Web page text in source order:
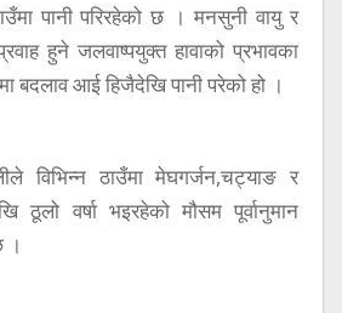
पानी परिरहेको छ । मनसुनी वायु र
हुने जलवाष्पयुक्त हावाको प्रभावका
बदलाव आई हिजैदेखि पानी परेको हो ।
विभिन्न ठाउँमा मेघगर्जन,चट्याङ र
ठूलो वर्षा भइरहेको मौसम पूर्वानुमान
।